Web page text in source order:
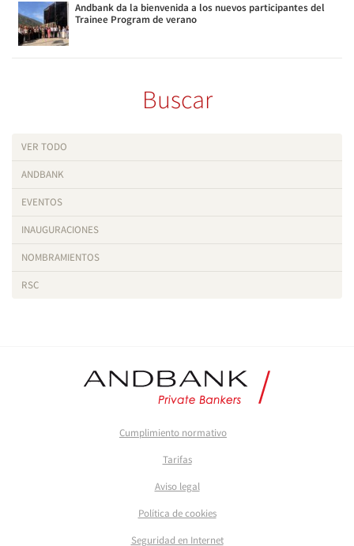
Andbank da la bienvenida a los nuevos participantes del
Trainee Program de verano
Buscar
VER TODO
ANDBANK
EVENTOS
INAUGURACIONES
NOMBRAMIENTOS
RSC
Cumplimiento normativo
Tarifas
Aviso legal
Política de cookies
Seguridad en Internet